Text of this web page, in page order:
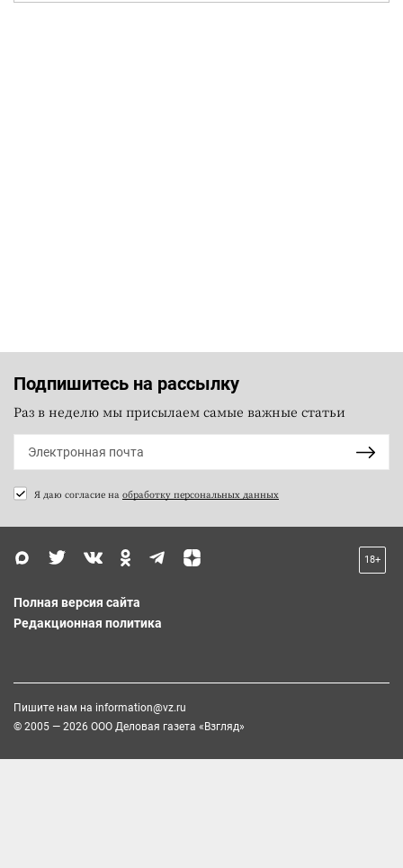
Подпишитесь на рассылку
Раз в неделю мы присылаем самые важные статьи
Я даю согласие на обработку персональных данных
18+
Полная версия сайта
Редакционная политика
Пишите нам на information@vz.ru
© 2005 — 2026 ООО Деловая газета «Взгляд»